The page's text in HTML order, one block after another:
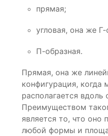
прямая;
угловая, она же Г-
П-образная.
Прямая, она же
конфигурация, когда
располагается вдоль
Преимуществом
является то, что
любой формы и